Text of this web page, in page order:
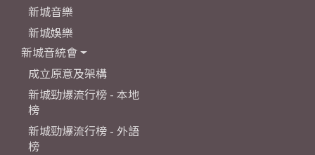
新城音樂
新城娛樂
新城音統會
成立原意及架構
新城勁爆流行榜 - 本地
榜
新城勁爆流行榜 - 外語
榜